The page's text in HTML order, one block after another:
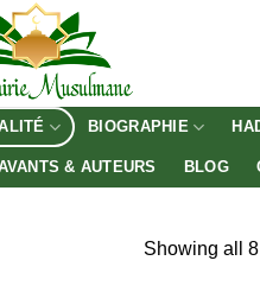
BIOGRAPHIE
& AUTEURS BLOG
Showing all